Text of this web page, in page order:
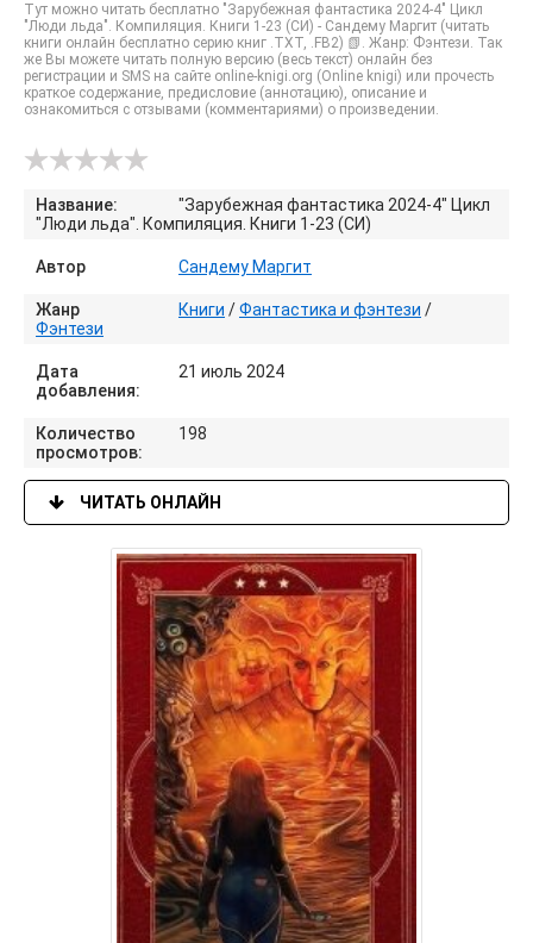
Тут можно читать бесплатно "Зарубежная фантастика 2024-4" Цикл
"Люди льда". Компиляция. Книги 1-23 (СИ) - Сандему Маргит (читать
книги онлайн бесплатно серию книг .TXT, .FB2) 📗. Жанр: Фэнтези. Так
же Вы можете читать полную версию (весь текст) онлайн без
регистрации и SMS на сайте online-knigi.org (Online knigi) или прочесть
краткое содержание, предисловие (аннотацию), описание и
ознакомиться с отзывами (комментариями) о произведении.
Название:
"Зарубежная фантастика 2024-4" Цикл
"Люди льда". Компиляция. Книги 1-23 (СИ)
Автор Сандему Маргит
Жанр Книги /Фантастика и фэнтези /
Фэнтези
Дата
добавления:
21 июль 2024
Количество
просмотров:
198
ЧИТАТЬ ОНЛАЙН